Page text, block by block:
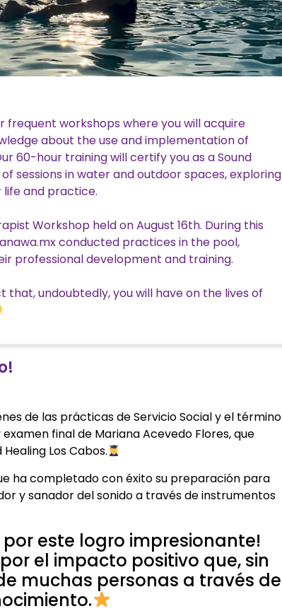
frequent workshops where you will acquire
about the use and implementation of
60-hour training will certify you as a Sound
sessions in water and outdoor spaces, exploring
life and practice.
Workshop held on August 16th. During this
conducted practices in the pool,
professional development and training.
undoubtedly, you will have on the lives of
de las prácticas de Servicio Social y el término
final de Mariana Acevedo Flores, que
Los Cabos.
ha completado con éxito su preparación para
y sanador del sonido a través de instrumentos
por este logro impresionante!
el impacto positivo que, sin
muchas personas a través de